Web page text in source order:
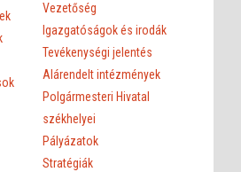
Vezetőség
Igazgatóságok és irodák
Tevékenységi jelentés
Alárendelt intézmények
Polgármesteri Hivatal
székhelyei
Pályázatok
Stratégiák